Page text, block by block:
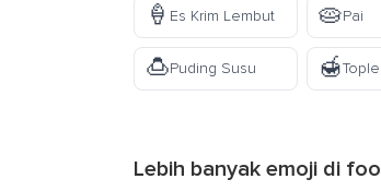
🍦 Es Krim Lembut 🥧Pai
🍮Puding Susu 🍯
Lebih banyak emoji di